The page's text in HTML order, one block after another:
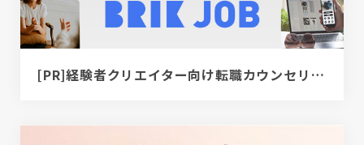
[PR]経験者クリエイター向け転職カウンセリング｜デザイナー / ディレクター / エンジニア